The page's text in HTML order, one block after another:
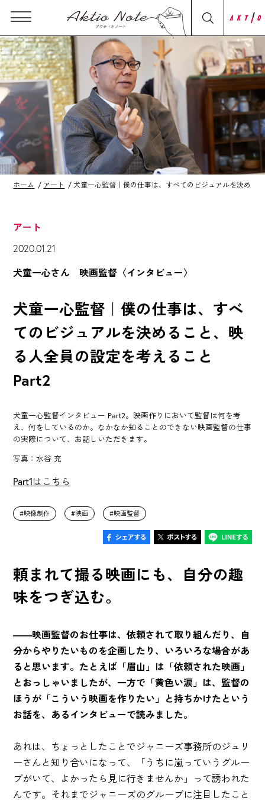
ホーム アート 犬童一心監督｜僕の仕事は、すべてのビジュアルを決め
アート
2020.01.21
犬童一心さん 映画監督〈インタビュー〉
犬童一心監督｜僕の仕事は、すべ
てのビジュアルを決めること、映
る人全員の設定を考えること
Part2
犬童一心監督インタビュー Part2。映画作りにおいて監督は何を考
え、何をしているのか。なかなか知ることのできない映画監督の仕事
の実際について、お話しいただきます。
写真：水谷 充
Part1はこちら
映像制作 映画 映画監督
頼まれて撮る映画にも、自分の趣
味をつぎ込む。
――映画監督のお仕事は、依頼されて取り組んだり、自
分からやりたいものを企画したり、いろいろな場合があ
ると思います。たとえば「眉山」は「依頼された映画」
とおっしゃいましたが、一方で「黄色い涙」は、監督の
ほうが「こういう映画を作りたい」と持ちかけたという
お話を、あるインタビューで読みました。
あれは、ちょっとしたことでジャニーズ事務所のジュリ
ーさんと知り合いになって、「うちに嵐っていうグルー
プがいて、よかったら見に行きませんか」って誘われた
んです。それまでジャニーズのグループに注目したこと